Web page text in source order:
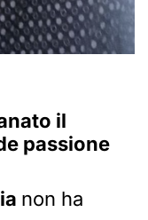
il
passione
non ha